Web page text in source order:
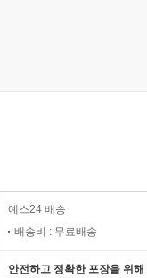
예스24 배송
배송비 : 무료배송
안전하고 정확한 포장을 위